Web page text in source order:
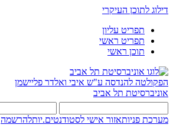
דילוג לתוכן העיקרי
תפריט עליון
תפריט ראשי
תוכן ראשי
הפקולטה להנדסה ע"ש איבי ואלדר פליישמן
אוניברסיטת תל אביב
מערכת פניותאזור אישי לסטודנטים.יותלהרשמה